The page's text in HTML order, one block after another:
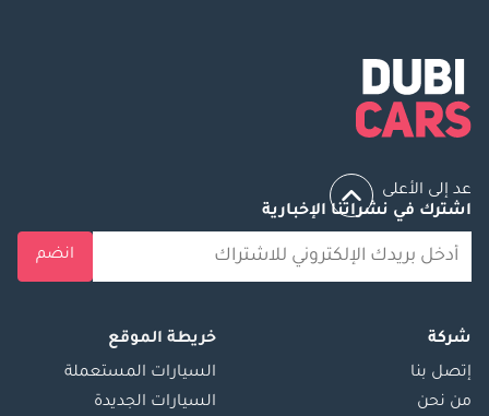
عد إلى الأعلى
اشترك في نشراتنا الإخبارية
انضم
شركة
إتصل بنا
من نحن
خريطة الموقع
السيارات المستعملة
السيارات الجديدة